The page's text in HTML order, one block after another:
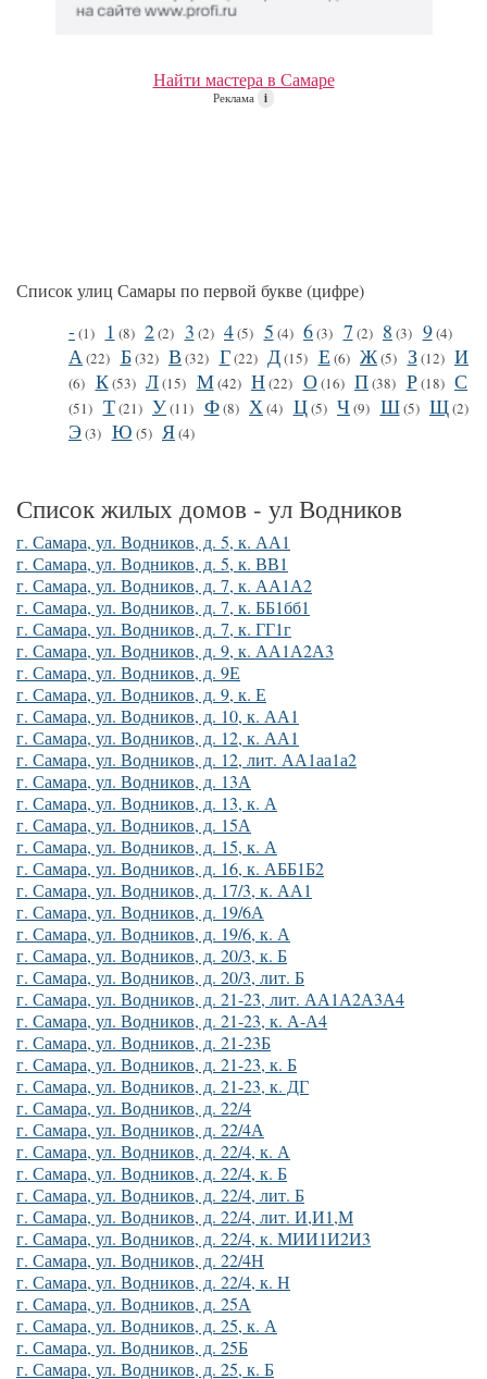
Найти мастера в Самаре
Реклама i
Список улиц Самары по первой букве (цифре)
-(1) 1 (8) 2(2) 3 (2) 4(5) 5 (4) 6(3) 7 (2) 8 (3) 9(4)
А (22) Б(32) В (32) Г(22) Д(15) Е (6) Ж(5) З(12) И
(6) К(53) Л(15) М(42) Н(22) О(16) П(38) Р(18) С
(51) Т(21) У(11) Ф(8) Х (4) Ц(5) Ч (9) Ш(5) Щ(2)
Э(3) Ю (5) Я(4)
Список жилых домов - ул Водников
г. Самара, ул. Водников, д. 5, к. АА1
г. Самара, ул. Водников, д. 5, к. ВВ1
г. Самара, ул. Водников, д. 7, к. АА1А2
г. Самара, ул. Водников, д. 7, к. ББ1бб1
г. Самара, ул. Водников, д. 7, к. ГГ1г
г. Самара, ул. Водников, д. 9, к. АА1А2А3
г. Самара, ул. Водников, д. 9Е
г. Самара, ул. Водников, д. 9, к. Е
г. Самара, ул. Водников, д. 10, к. АА1
г. Самара, ул. Водников, д. 12, к. АА1
г. Самара, ул. Водников, д. 12, лит. АА1аа1а2
г. Самара, ул. Водников, д. 13А
г. Самара, ул. Водников, д. 13, к. А
г. Самара, ул. Водников, д. 15А
г. Самара, ул. Водников, д. 15, к. А
г. Самара, ул. Водников, д. 16, к. АББ1Б2
г. Самара, ул. Водников, д. 17/3, к. АА1
г. Самара, ул. Водников, д. 19/6А
г. Самара, ул. Водников, д. 19/6, к. А
г. Самара, ул. Водников, д. 20/3, к. Б
г. Самара, ул. Водников, д. 20/3, лит. Б
г. Самара, ул. Водников, д. 21-23, лит. АА1А2А3А4
г. Самара, ул. Водников, д. 21-23, к. А-А4
г. Самара, ул. Водников, д. 21-23Б
г. Самара, ул. Водников, д. 21-23, к. Б
г. Самара, ул. Водников, д. 21-23, к. ДГ
г. Самара, ул. Водников, д. 22/4
г. Самара, ул. Водников, д. 22/4А
г. Самара, ул. Водников, д. 22/4, к. А
г. Самара, ул. Водников, д. 22/4, к. Б
г. Самара, ул. Водников, д. 22/4, лит. Б
г. Самара, ул. Водников, д. 22/4, лит. И,И1,М
г. Самара, ул. Водников, д. 22/4, к. МИИ1И2И3
г. Самара, ул. Водников, д. 22/4Н
г. Самара, ул. Водников, д. 22/4, к. Н
г. Самара, ул. Водников, д. 25А
г. Самара, ул. Водников, д. 25, к. А
г. Самара, ул. Водников, д. 25Б
г. Самара, ул. Водников, д. 25, к. Б